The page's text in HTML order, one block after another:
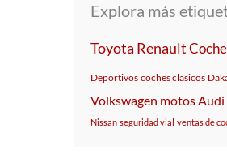
Explora más
Toyota Renault
Deportivos coches clasicos
Volkswagen motosAudi
Nissan seguridad vial ventas de